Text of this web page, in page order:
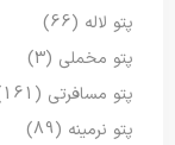
پتو لاله (66)
پتو مخملی (3)
پتو مسافرتی (161)
پتو نرمینه (89)